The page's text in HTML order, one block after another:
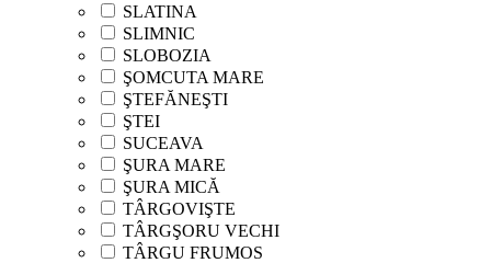
SLATINA
SLIMNIC
SLOBOZIA
ŞOMCUTA MARE
ŞTEFĂNEŞTI
ŞTEI
SUCEAVA
ŞURA MARE
ŞURA MICĂ
TÂRGOVIŞTE
TÂRGŞORU VECHI
TÂRGU FRUMOS